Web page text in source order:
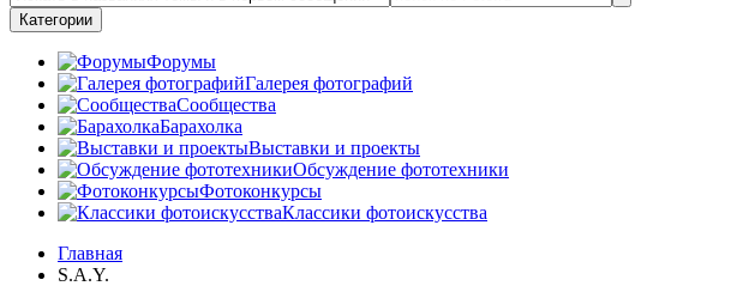
Категории
Форумы
Галерея фотографий
Сообщества
Барахолка
Выставки и проекты
Обсуждение фототехники
Фотоконкурсы
Классики фотоискусства
Главная
S.A.Y.